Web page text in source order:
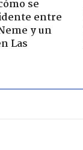
se
entre
y un
Las